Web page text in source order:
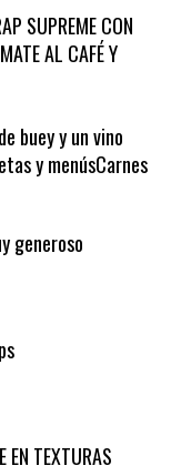
SUPREME CON
AL CAFÉ Y
buey y un vino